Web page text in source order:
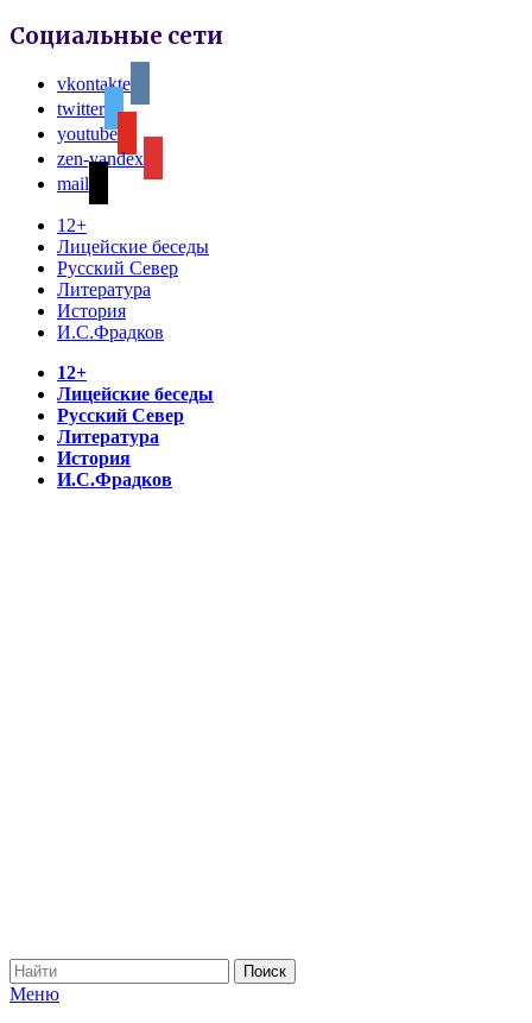
Социальные сети
vkontakte
twitter
youtube
zen-yandex
mail
12+
Лицейские беседы
Русский Север
Литература
История
И.С.Фрадков
12+
Лицейские беседы
Русский Север
Литература
История
И.С.Фрадков
Меню